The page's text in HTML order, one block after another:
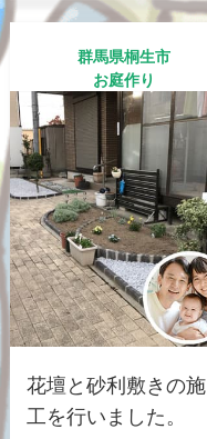
群馬県桐生市
お庭作り
花壇と砂利敷きの施
工を行いました。